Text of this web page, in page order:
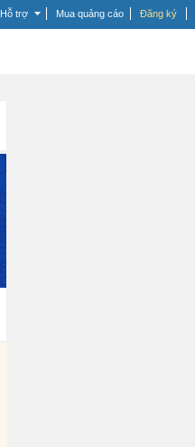
Hỗ trợ Mua quảng cáo Đăng ký